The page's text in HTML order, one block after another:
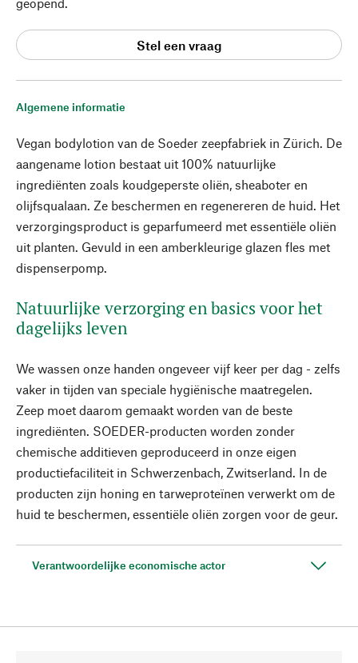
Algemene informatie
Vegan bodylotion van de Soeder zeepfabriek in Zürich. De
aangename lotion bestaat uit 100% natuurlijke
ingrediënten zoals koudgeperste oliën, sheaboter en
olijfsqualaan. Ze beschermen en regenereren de huid. Het
verzorgingsproduct is geparfumeerd met essentiële oliën
uit planten. Gevuld in een amberkleurige glazen fles met
dispenserpomp.
Natuurlijke verzorging en basics voor het
dagelijks leven
We wassen onze handen ongeveer vijf keer per dag - zelfs
vaker in tijden van speciale hygiënische maatregelen.
Zeep moet daarom gemaakt worden van de beste
ingrediënten. SOEDER-producten worden zonder
chemische additieven geproduceerd in onze eigen
productiefaciliteit in Schwerzenbach, Zwitserland. In de
producten zijn honing en tarweproteïnen verwerkt om de
huid te beschermen, essentiële oliën zorgen voor de geur.
Verantwoordelijke economische actor
Stel een vraag